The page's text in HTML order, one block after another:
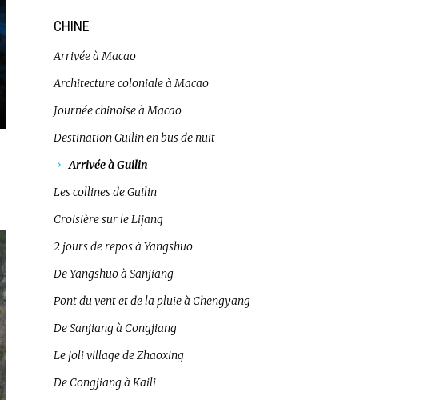
CHINE
Arrivée à Macao
Architecture coloniale à Macao
Journée chinoise à Macao
Destination Guilin en bus de nuit
Arrivée à Guilin
Les collines de Guilin
Croisière sur le Lijang
2 jours de repos à Yangshuo
De Yangshuo à Sanjiang
Pont du vent et de la pluie à Chengyang
De Sanjiang à Congjiang
Le joli village de Zhaoxing
De Congjiang à Kaili